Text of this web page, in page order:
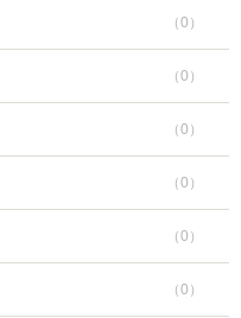
（0 ）
（0 ）
（0 ）
（0 ）
（0 ）
（0 ）